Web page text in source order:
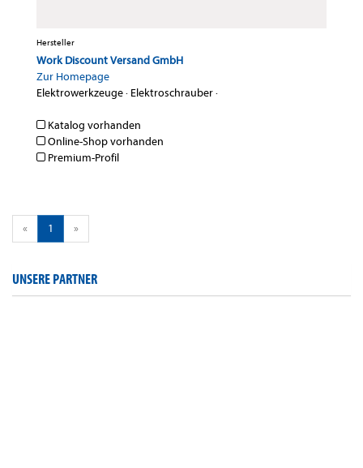
Hersteller
Work Discount Versand GmbH
Zur Homepage
Elektrowerkzeuge· Elektroschrauber·
Katalog vorhanden
Online-Shop vorhanden
Premium-Profil
« 1 »
UNSERE PARTNER